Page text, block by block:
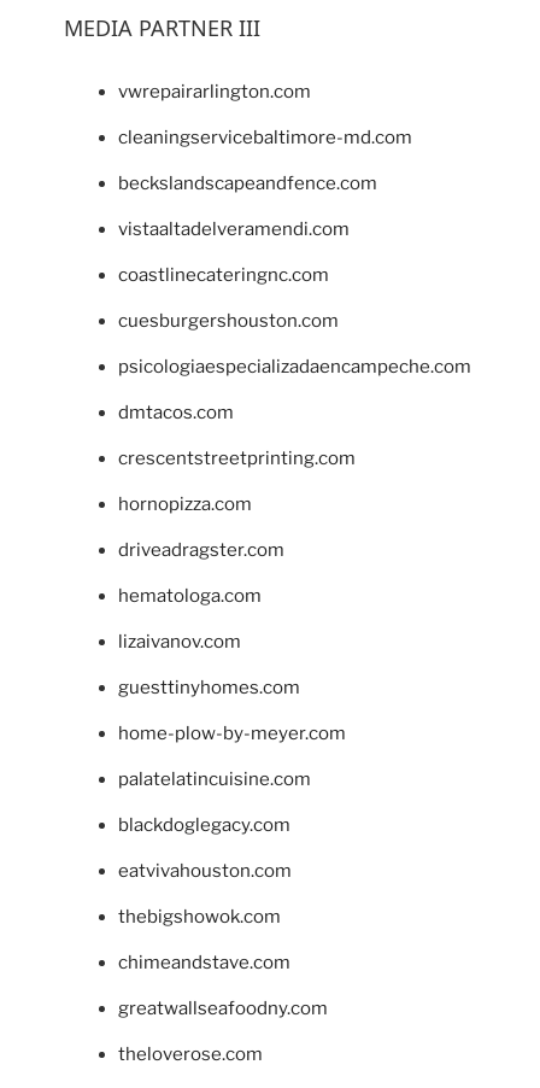
MEDIA PARTNER III
vwrepairarlington.com
cleaningservicebaltimore-md.com
beckslandscapeandfence.com
vistaaltadelveramendi.com
coastlinecateringnc.com
cuesburgershouston.com
psicologiaespecializadaencampeche.com
dmtacos.com
crescentstreetprinting.com
hornopizza.com
driveadragster.com
hematologa.com
lizaivanov.com
guesttinyhomes.com
home-plow-by-meyer.com
palatelatincuisine.com
blackdoglegacy.com
eatvivahouston.com
thebigshowok.com
chimeandstave.com
greatwallseafoodny.com
theloverose.com